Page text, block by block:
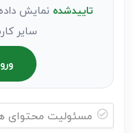
تاییدشده نمایش
سایر